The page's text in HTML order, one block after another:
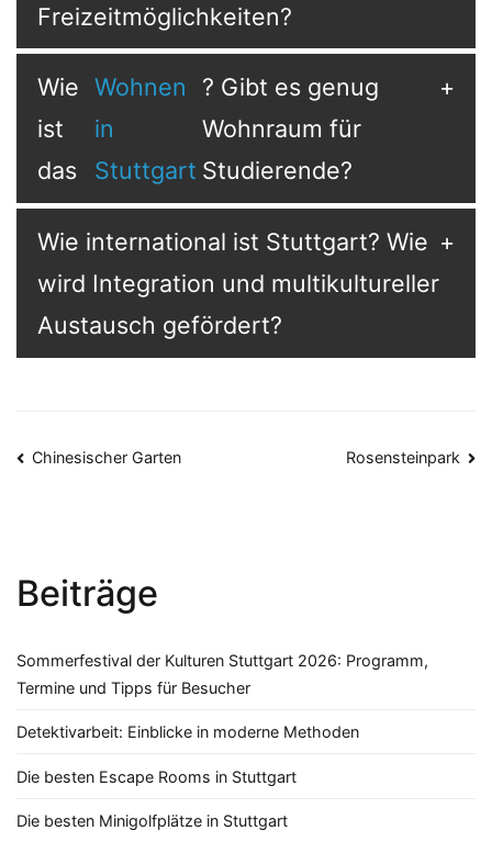
Freizeitmöglichkeiten?
Wie
ist
das
Wohnen
in
Stuttgart
? Gibt es genug
Wohnraum für
Studierende?
Wie international ist Stuttgart? Wie
wird Integration und multikultureller
Austausch gefördert?
Beitragsnavigation
Chinesischer Garten Rosensteinpark
Beiträge
Sommerfestival der Kulturen Stuttgart 2026: Programm,
Termine und Tipps für Besucher
Detektivarbeit: Einblicke in moderne Methoden
Die besten Escape Rooms in Stuttgart
Die besten Minigolfplätze in Stuttgart